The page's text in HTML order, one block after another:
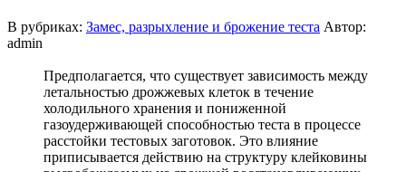
В рубриках: Замес, разрыхление и брожение теста Автор:
admin
Предполагается, что существует зависимость между
летальностью дрожжевых клеток в течение
холодильного хранения и пониженной
газоудерживающей способностью теста в процессе
расстойки тестовых заготовок. Это влияние
приписывается действию на структуру клейковины